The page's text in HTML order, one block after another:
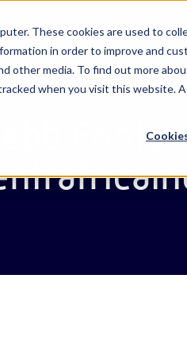
These cookies are used to
in order to improve and
other media. To find out more
when you visit this website.
À propos
de
La vie chez Webb
toutes
Webb Customs
Webb Single
Webb Ports
toutes
Abou Dabi
Bangladesh
toutes
Actualités & RP
Glossaire